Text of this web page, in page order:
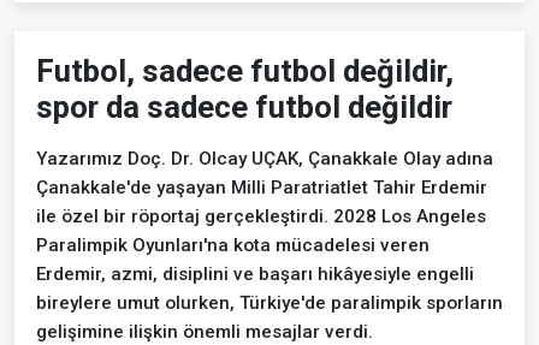
Futbol, sadece futbol değildir,
spor da sadece futbol değildir
Yazarımız Doç. Dr. Olcay UÇAK, Çanakkale Olay adına
Çanakkale'de yaşayan Milli Paratriatlet Tahir Erdemir
ile özel bir röportaj gerçekleştirdi. 2028 Los Angeles
Paralimpik Oyunları'na kota mücadelesi veren
Erdemir, azmi, disiplini ve başarı hikâyesiyle engelli
bireylere umut olurken, Türkiye'de paralimpik sporların
gelişimine ilişkin önemli mesajlar verdi.